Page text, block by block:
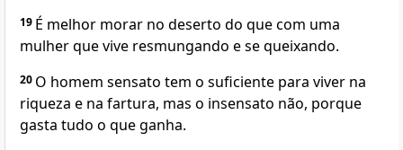
19 É melhor morar no deserto do que com uma
mulher que vive resmungando e se queixando.
20 O homem sensato tem o suficiente para viver na
riqueza e na fartura, mas o insensato não, porque
gasta tudo o que ganha.